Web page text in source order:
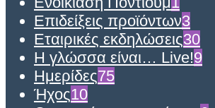
Επιδείξεις προϊόντων3
Εταιρικές εκδηλώσεις30
Η γλώσσα είναι… Live!9
Ημερίδες75
Ήχος10